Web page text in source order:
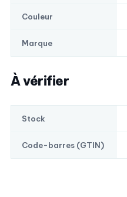
Couleur
Marque
À vérifier
Stock
Code-barres (GTIN)